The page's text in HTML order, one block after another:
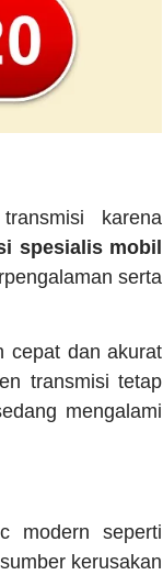
karena
spesialis mobil
serta
cepat dan akurat
transmisi tetap
mengalami
modern seperti
kerusakan